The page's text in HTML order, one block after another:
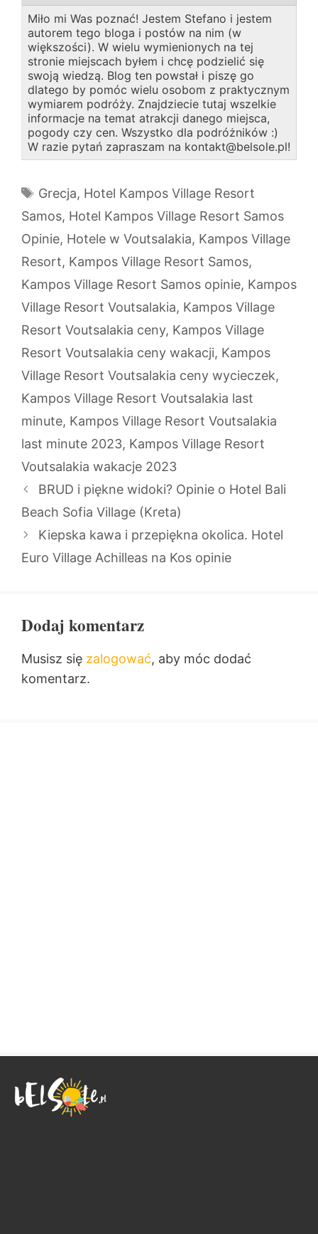
Miło mi Was poznać! Jestem Stefano i jestem
autorem tego bloga i postów na nim (w
większości). W wielu wymienionych na tej
stronie miejscach byłem i chcę podzielić się
swoją wiedzą. Blog ten powstał i piszę go
dlatego by pomóc wielu osobom z praktycznym
wymiarem podróży. Znajdziecie tutaj wszelkie
informacje na temat atrakcji danego miejsca,
pogody czy cen. Wszystko dla podróżników :)
W razie pytań zapraszam na kontakt@belsole.pl!
Tagi
Grecja, Hotel Kampos Village Resort
Samos, Hotel Kampos Village Resort Samos
Opinie, Hotele w Voutsalakia, Kampos Village
Resort, Kampos Village Resort Samos,
Kampos Village Resort Samos opinie, Kampos
Village Resort Voutsalakia, Kampos Village
Resort Voutsalakia ceny, Kampos Village
Resort Voutsalakia ceny wakacji, Kampos
Village Resort Voutsalakia ceny wycieczek,
Kampos Village Resort Voutsalakia last
minute, Kampos Village Resort Voutsalakia
last minute 2023, Kampos Village Resort
Voutsalakia wakacje 2023
BRUD i piękne widoki? Opinie o Hotel Bali
Beach Sofia Village (Kreta)
Kiepska kawa i przepiękna okolica. Hotel
Euro Village Achilleas na Kos opinie
Dodaj komentarz
Musisz się zalogować, aby móc dodać
komentarz.